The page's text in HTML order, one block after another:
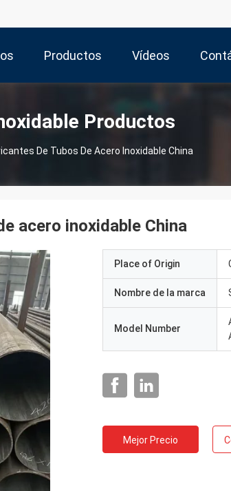
Productos Vídeos
Productos
De Tubos De Acero Inoxidable China
acero inoxidable China
Place of Origin
Nombre de la marca
Model Number
Mejor Precio